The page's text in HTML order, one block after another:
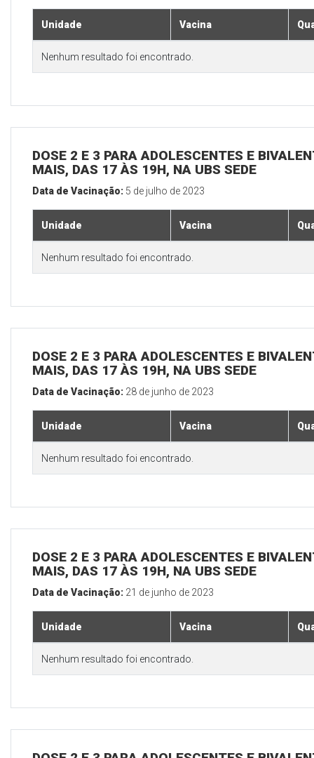
Unidade Vacina
Nenhum resultado foi encontrado.
DOSE 2 E 3 PARA ADOLESCENTES E
MAIS, DAS 17 ÀS 19H, NA UBS SEDE
Data de Vacinação: 5 de julho de 2023
Unidade Vacina
Nenhum resultado foi encontrado.
DOSE 2 E 3 PARA ADOLESCENTES E
MAIS, DAS 17 ÀS 19H, NA UBS SEDE
Data de Vacinação: 28 de junho de 2023
Unidade Vacina
Nenhum resultado foi encontrado.
DOSE 2 E 3 PARA ADOLESCENTES E
MAIS, DAS 17 ÀS 19H, NA UBS SEDE
Data de Vacinação: 21 de junho de 2023
Unidade Vacina
Nenhum resultado foi encontrado.